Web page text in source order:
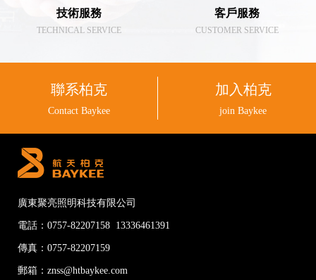
技術服務
TECHNICAL SERVICE
客戶服務
CUSTOMER SERVICE
聯系柏克
Contact Baykee
加入柏克
join Baykee
廣東聚亮照明科技有限公司
電話：0757-82207158 13336461391
傳真：0757-82207159
郵箱：znss@htbaykee.com